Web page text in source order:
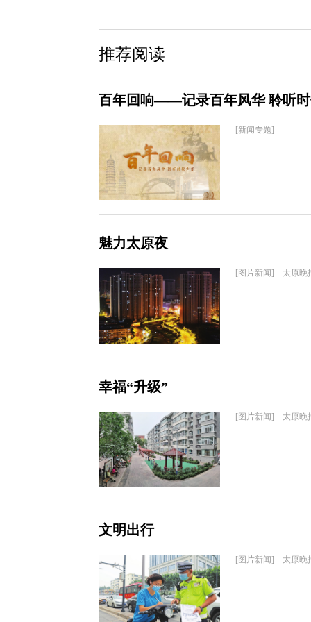
推荐阅读
百年回响——记录百年风华 聆听
[新闻专题]
魅力太原夜
[图片新闻] 太原晚
幸福“升级”
[图片新闻] 太原晚
文明出行
[图片新闻] 太原晚